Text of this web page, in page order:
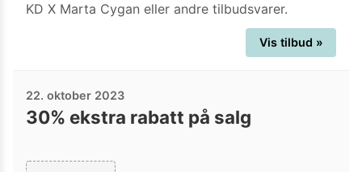
KD X Marta Cygan eller andre tilbudsvarer.
Vis tilbud »
22. oktober 2023
30% ekstra rabatt på salg